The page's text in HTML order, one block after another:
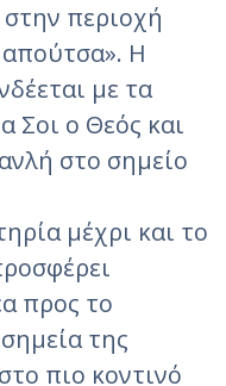
περιοχή
Η
με τα
Σοι ο Θεός και
στο σημείο
μέχρι και το
προς το
της
πιο κοντινό